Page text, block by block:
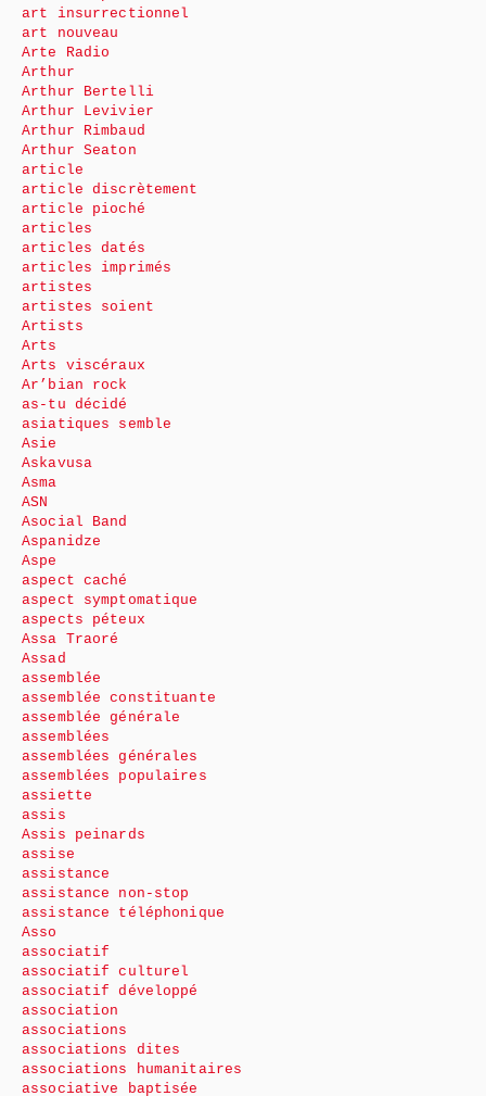
art insurrectionnel
art nouveau
Arte Radio
Arthur
Arthur Bertelli
Arthur Levivier
Arthur Rimbaud
Arthur Seaton
article
article discrètement
article pioché
articles
articles datés
articles imprimés
artistes
artistes soient
Artists
Arts
Arts viscéraux
Ar’bian rock
as-tu décidé
asiatiques semble
Asie
Askavusa
Asma
ASN
Asocial Band
Aspanidze
Aspe
aspect caché
aspect symptomatique
aspects péteux
Assa Traoré
Assad
assemblée
assemblée constituante
assemblée générale
assemblées
assemblées générales
assemblées populaires
assiette
assis
Assis peinards
assise
assistance
assistance non-stop
assistance téléphonique
Asso
associatif
associatif culturel
associatif développé
association
associations
associations dites
associations humanitaires
associative baptisée